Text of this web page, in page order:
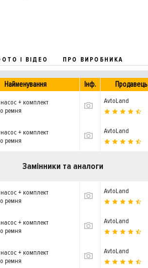
І ВІДЕО ПРО ВИРОБНИКА
Найменування Інф. Продавець
+ комплект
ремня
AvtoLand
+ комплект
ремня
AvtoLand
Замінники та аналоги
+ комплект
ремня
AvtoLand
+ комплект
ремня
AvtoLand
+ комплект
ремня
AvtoLand